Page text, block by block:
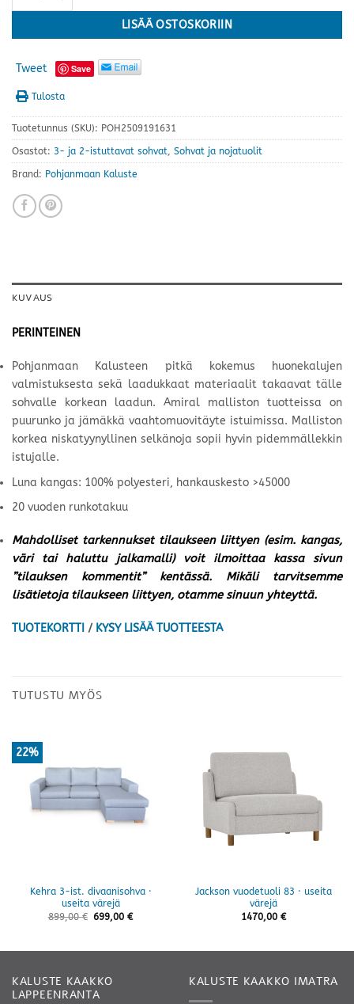
LISÄÄ OSTOSKORIIN
Tweet Save
Tulosta
Tuotetunnus (SKU): POH2509191631
Osastot: 3- ja 2-istuttavat sohvat Sohvat ja nojatuolit
Brand: Pohjanmaan Kaluste
KUVAUS
PERINTEINEN
Pohjanmaan Kalusteen pitkä kokemus huonekalujen
valmistuksesta sekä laadukkaat materiaalit takaavat tälle
sohvalle korkean laadun. Amiral malliston tuotteissa on
puurunko ja jämäkkä vaahtomuovitäyte istuimissa. Malliston
korkea niskatyynyllinen selkänoja sopii hyvin pidemmällekkin
istujalle.
Luna kangas: 100% polyesteri, hankauskesto >45000
20 vuoden runkotakuu
Mahdolliset tarkennukset tilaukseen liittyen (esim. kangas,
väri tai haluttu jalkamalli) voit ilmoittaa kassa sivun
”tilauksen kommentit” kentässä. Mikäli tarvitsemme
lisätietoja tilaukseen liittyen, otamme sinuun yhteyttä.
TUOTEKORTTI / KYSY LISÄÄ TUOTTEESTA
TUTUSTU MYÖS
22%
Kehra 3-ist. divaanisohva ·
useita värejä
899,00€ 699,00€
Jackson vuodetuoli 83 · useita
värejä
1470,00 €
KALUSTE KAAKKO
LAPPEENRANTA
KALUSTE KAAKKO IMATRA